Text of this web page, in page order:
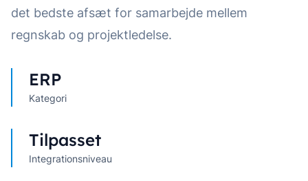
det bedste afsæt for samarbejde mellem
regnskab og projektledelse.
Kategori
ERP
Integrationsniveau
Tilpasset